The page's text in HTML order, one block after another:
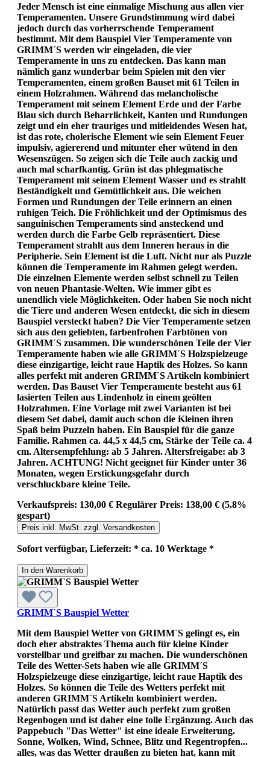
Jeder Mensch ist eine einmalige Mischung aus allen vier
Temperamenten. Unsere Grundstimmung wird dabei
jedoch durch das vorherrschende Temperament
bestimmt. Mit dem Bauspiel Vier Temperamente von
GRIMM´S werden wir eingeladen, die vier
Temperamente in uns zu entdecken. Das kann man
nämlich ganz wunderbar beim Spielen mit den vier
Temperamenten, einem großen Bauset mit 61 Teilen in
einem Holzrahmen. Während das melancholische
Temperament mit seinem Element Erde und der Farbe
Blau sich durch Beharrlichkeit, Kanten und Rundungen
zeigt und ein eher trauriges und mitleidendes Wesen hat,
ist das rote, cholerische Element wie sein Element Feuer
impulsiv, agiererend und mitunter eher wütend in den
Wesenszügen. So zeigen sich die Teile auch zackig und
auch mal scharfkantig. Grün ist das phlegmatische
Temperament mit seinem Element Wasser und es strahlt
Beständigkeit und Gemütlichkeit aus. Die weichen
Formen und Rundungen der Teile erinnern an einen
ruhigen Teich. Die Fröhlichkeit und der Optimismus des
sanguinischen Temperaments sind ansteckend und
werden durch die Farbe Gelb repräsentiert. Diese
Temperament strahlt aus dem Inneren heraus in die
Peripherie. Sein Element ist die Luft. Nicht nur als Puzzle
können die Temperamente im Rahmen gelegt werden.
Die einzelnen Elemente werden selbst schnell zu Teilen
von neuen Phantasie-Welten. Wie immer gibt es
unendlich viele Möglichkeiten. Oder haben Sie noch nicht
die Tiere und anderen Wesen entdeckt, die sich in diesem
Bauspiel versteckt haben? Die Vier Temperamente setzen
sich aus den geliebten, farbenfrohen Farbtönen von
GRIMM´S zusammen. Die wunderschönen Teile der Vier
Temperamente haben wie alle GRIMM´S Holzspielzeuge
diese einzigartige, leicht raue Haptik des Holzes. So kann
alles perfekt mit anderen GRIMM`S Artikeln kombiniert
werden. Das Bauset Vier Temperamente besteht aus 61
lasierten Teilen aus Lindenholz in einem geölten
Holzrahmen. Eine Vorlage mit zwei Varianten ist bei
diesem Set dabei, damit auch schon die Kleinen ihren
Spaß beim Puzzeln haben. Ein Bauspiel für die ganze
Familie. Rahmen ca. 44,5 x 44,5 cm, Stärke der Teile ca. 4
cm. Altersempfehlung: ab 5 Jahren. Altersfreigabe: ab 3
Jahren. ACHTUNG! Nicht geeignet für Kinder unter 36
Monaten, wegen Erstickungsgefahr durch
verschluckbare kleine Teile.
Verkaufspreis: 130,00 € Regulärer Preis: 138,00 € (5.8%
gespart)
Preis inkl. MwSt. zzgl. Versandkosten
Sofort verfügbar, Lieferzeit: * ca. 10 Werktage *
In den Warenkorb
GRIMM`S Bauspiel Wetter
Mit dem Bauspiel Wetter von GRIMM´S gelingt es, ein
doch eher abstraktes Thema auch für kleine Kinder
vorstellbar und greifbar zu machen. Die wunderschönen
Teile des Wetter-Sets haben wie alle GRIMM´S
Holzspielzeuge diese einzigartige, leicht raue Haptik des
Holzes. So können die Teile des Wetters perfekt mit
anderen GRIMM`S Artikeln kombiniert werden.
Natürlich passt das Wetter auch perfekt zum großen
Regenbogen und ist daher eine tolle Ergänzung. Auch das
Pappebuch "Das Wetter" ist eine ideale Erweiterung.
Sonne, Wolken, Wind, Schnee, Blitz und Regentropfen...
alles, was das Wetter draußen zu bieten hat, kann mit